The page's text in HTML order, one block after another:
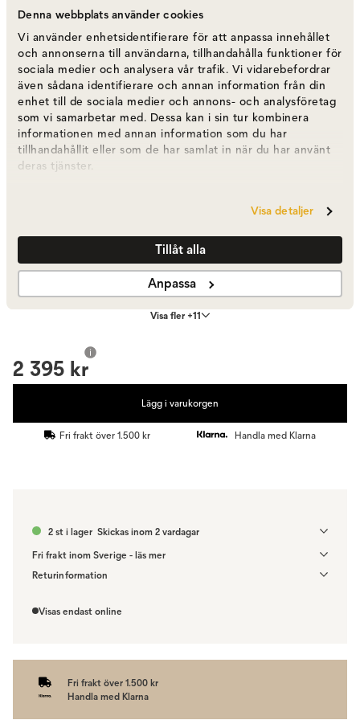
Denna webbplats använder cookies
Vi använder enhetsidentifierare för att anpassa innehållet
och annonserna till användarna, tillhandahålla funktioner för
sociala medier och analysera vår trafik. Vi vidarebefordrar
även sådana identifierare och annan information från din
enhet till de sociala medier och annons- och analysföretag
som vi samarbetar med. Dessa kan i sin tur kombinera
informationen med annan information som du har
tillhandahållit eller som de har samlat in när du har använt
deras tjänster.
Visa detaljer
Tillåt alla
Anpassa
Fog Melange
Varumärke:Stackelbergs
Välj färgTide & Blue Fog Melange
Tide & Blue Fog Melange
2 395 kr
Visa fler +11
2 395 kr
Lägg i varukorgen
Fri frakt över 1.500 kr Handla med Klarna
2 st i lager Skickas inom 2 vardagar
Fri frakt inom Sverige - läs mer
Denna vara skickas till ett ombud. Du väljer själv i kassan vilket DHL
produkter skickas hela ordern tillsammans med samma
Returinformation
enligt distansavtalslagen.
Visas endast online
Fri frakt över 1.500 kr
Handla med Klarna